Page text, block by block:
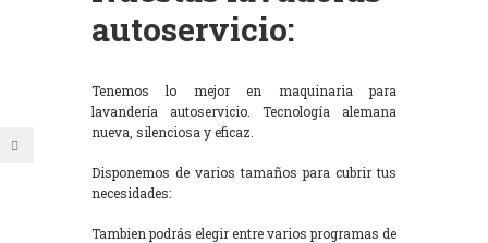
autoservicio:
Tenemos lo mejor en maquinaria para
lavandería autoservicio. Tecnología alemana
nueva, silenciosa y eficaz.
Disponemos de varios tamaños para cubrir tus
necesidades:
Tambien podrás elegir entre varios programas de